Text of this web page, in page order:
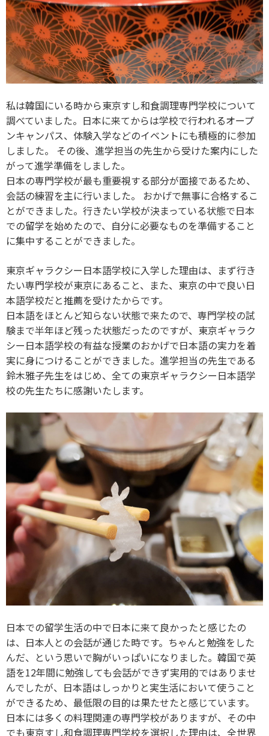
私は韓国にいる時から東京すし和食調理専門学校について
調べていました。日本に来てからは学校で行われるオープ
ンキャンパス、体験入学などのイベントにも積極的に参加
しました。 その後、進学担当の先生から受けた案内にした
がって進学準備をしました。
日本の専門学校が最も重要視する部分が面接であるため、
会話の練習を主に行いました。 おかげで無事に合格するこ
とができました。行きたい学校が決まっている状態で日本
での留学を始めたので、自分に必要なものを準備すること
に集中することができました。
東京ギャラクシー日本語学校に入学した理由は、まず行き
たい専門学校が東京にあること、また、東京の中で良い日
本語学校だと推薦を受けたからです。
日本語をほとんど知らない状態で来たので、専門学校の試
験まで半年ほど残った状態だったのですが、東京ギャラク
シー日本語学校の有益な授業のおかげで日本語の実力を着
実に身につけることができました。進学担当の先生である
鈴木雅子先生をはじめ、全ての東京ギャラクシー日本語学
校の先生たちに感謝いたします。
日本での留学生活の中で日本に来て良かったと感じたの
は、日本人との会話が通じた時です。ちゃんと勉強をした
んだ、という思いで胸がいっぱいになりました。韓国で英
語を12年間に勉強しても会話ができず実用的ではありませ
んでしたが、日本語はしっかりと実生活において使うこと
ができるため、最低限の目的は果たせたと感じています。
日本には多くの料理関連の専門学校がありますが、その中
でも東京すし和食調理専門学校を選択した理由は、全世界